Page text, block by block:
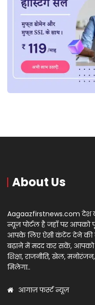
About Us
Aagaazfirstnews.com देश
न्यूज़ पोर्टल है जहाँ पर आपको
आपके लिए ऐसी कंटेंट देने की
बढ़ाने में मदद कर सकें, आपको
शिक्षा, राजनीति, खेल,
मिलेगा..
आगाज़ फर्स्ट न्यूज़